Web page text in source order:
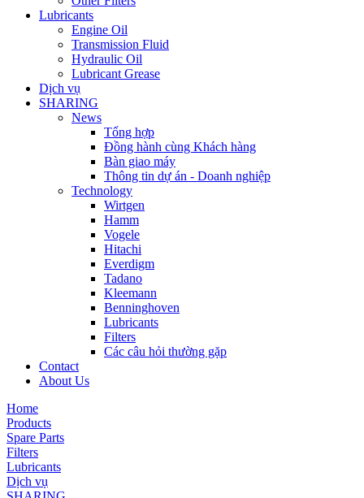
Lubricants
Engine Oil
Transmission Fluid
Hydraulic Oil
Lubricant Grease
Dịch vụ
SHARING
News
Tổng hợp
Đồng hành cùng Khách hàng
Bàn giao máy
Thông tin dự án - Doanh nghiệp
Technology
Wirtgen
Hamm
Vogele
Hitachi
Everdigm
Tadano
Kleemann
Benninghoven
Lubricants
Filters
Các câu hỏi thường gặp
Contact
About Us
Home
Products
Spare Parts
Filters
Lubricants
Dịch vụ